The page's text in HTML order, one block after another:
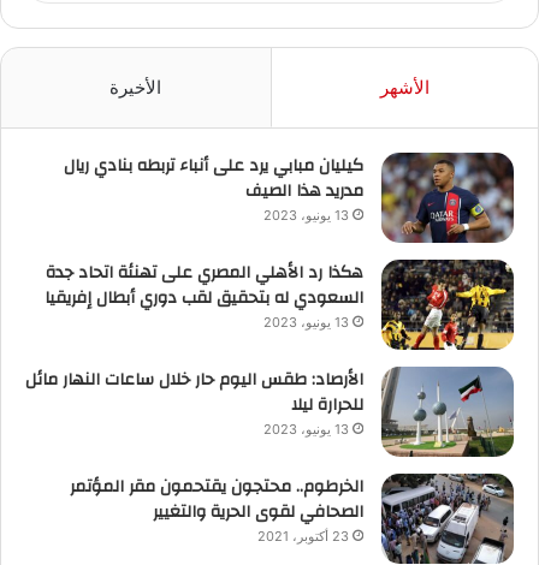
الأشهر الأخيرة
كيليان مبابي يرد على أنباء تربطه بنادي ريال
مدريد هذا الصيف
13 يونيو، 2023
هكذا رد الأهلي المصري على تهنئة اتحاد جدة
السعودي له بتحقيق لقب دوري أبطال إفريقيا
13 يونيو، 2023
الأرصاد: طقس اليوم حار خلال ساعات النهار مائل
للحرارة ليلا
13 يونيو، 2023
الخرطوم.. محتجون يقتحمون مقر المؤتمر
الصحافي لقوى الحرية والتغيير
23 أكتوبر، 2021